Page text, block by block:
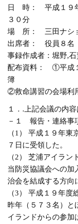
日 時： 平成１９
３０分
場 所： 三田ナシ
出席者： 役員
事録作成者：堀野,
配布資料： ①平成
簿
②救命講習の会場利
１．.上記会議の内
－１ 報告・連絡事
（1） 平成１９年
７日に受領した。
（2） 芝浦アイラ
当防災協議会への加
治会を結成する方向
（3） 平成１９年度
昨年（５７３名）と
イランドからの参加